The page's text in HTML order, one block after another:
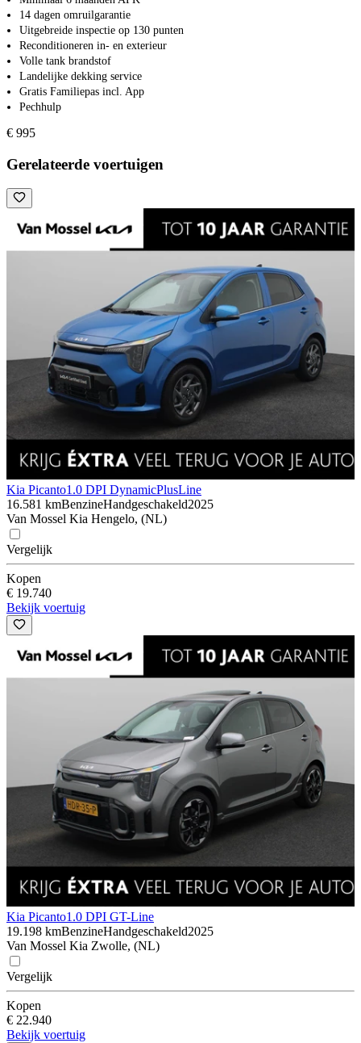
14 dagen omruilgarantie
Uitgebreide inspectie op 130 punten
Reconditioneren in- en exterieur
Volle tank brandstof
Landelijke dekking service
Gratis Familiepas incl. App
Pechhulp
€ 995
Gerelateerde voertuigen
Kia Picanto1.0 DPI DynamicPlusLine
16.581 kmBenzineHandgeschakeld2025
Van Mossel Kia Hengelo, (NL)
Vergelijk
Kopen
€ 19.740
Bekijk voertuig
Kia Picanto1.0 DPI GT-Line
19.198 kmBenzineHandgeschakeld2025
Van Mossel Kia Zwolle, (NL)
Vergelijk
Kopen
€ 22.940
Bekijk voertuig